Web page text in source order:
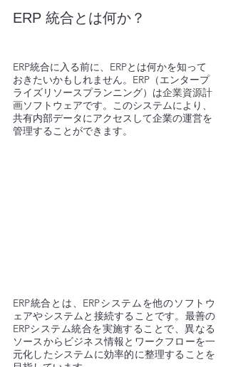
ERP 統合とは何か？
ERP統合に入る前に、ERPとは何かを知って
おきたいかもしれません。ERP（エンタープ
ライズリソースプランニング）は企業資源計
画ソフトウェアです。このシステムにより、
共有内部データにアクセスして企業の運営を
管理することができます。
ERP統合とは、ERPシステムを他のソフトウ
ェアやシステムと接続することです。最善の
ERPシステム統合を実施することで、異なる
ソースからビジネス情報とワークフローを一
元化したシステムに効率的に整理することを